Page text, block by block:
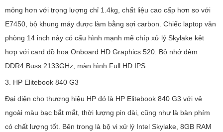
mỏng hơn với trọng lượng chỉ 1.4kg, chất liệu cao cấp hơn so với
E7450, bộ khung máy được làm bằng sợi carbon. Chiếc laptop văn
phòng 14 inch này có cấu hình mạnh mẽ chíp xử lý Skylake kêt
hợp với card đồ họa Onboard HD Graphics 520. Bộ nhớ đệm
DDR4 Buss 2133GHz, màn hình Full HD IPS
3. HP Elitebook 840 G3
Đại diện cho thương hiệu HP đó là HP Elitebook 840 G3 với vẻ
ngoài màu bạc bắt mắt, thời lượng pin dài, cũng như là bàn phím
có chất lượng tốt. Bên trong là bộ vi xử lý Intel Skylake, 8GB RAM